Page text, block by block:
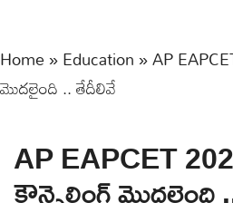
Home»Education»AP
మొదలైంది .. తేదీలివే
AP EAPCET
కౌన్సెలింగ్ మొదలైంది